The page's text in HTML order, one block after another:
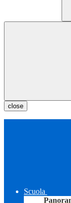
close
Scuola